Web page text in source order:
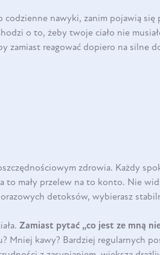
DO KOSZYKA
codzienne nawyki, zanim pojawią
o to, żeby twoje ciało nie
zamiast reagować dopiero na silne
zdrowia. Każdy
to mały przelew na to konto. Nie
detoksów, wybierasz
Zamiast pytać „co jest ze mną
Mniej kawy? Bardziej regularnych